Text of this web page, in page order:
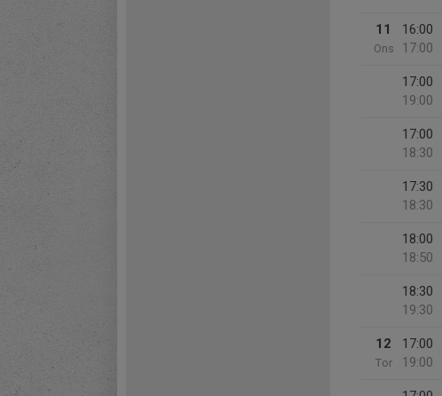
11
Ons
16:00
17:00
17:00
19:00
17:00
18:30
17:30
18:30
18:00
18:50
18:30
19:30
12
Tor
17:00
19:00